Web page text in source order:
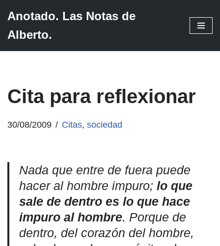
Saltar
Anotado. Las Notas de
Alberto.
Cita para reflexionar
30/08/2009 Citas, sociedad
Nada que entre de fuera puede
hacer al hombre impuro; lo que
sale de dentro es lo que hace
impuro al hombre. Porque de
dentro, del corazón del hombre,